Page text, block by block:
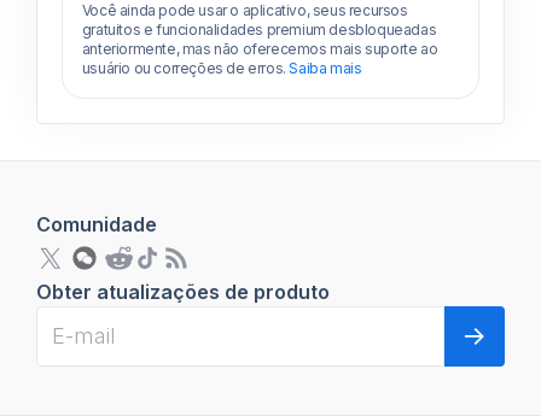
Você ainda pode usar o aplicativo, seus recursos
gratuitos e funcionalidades premium desbloqueadas
anteriormente, mas não oferecemos mais suporte ao
usuário ou correções de erros.Saiba mais
Comunidade
Obter atualizações de produto